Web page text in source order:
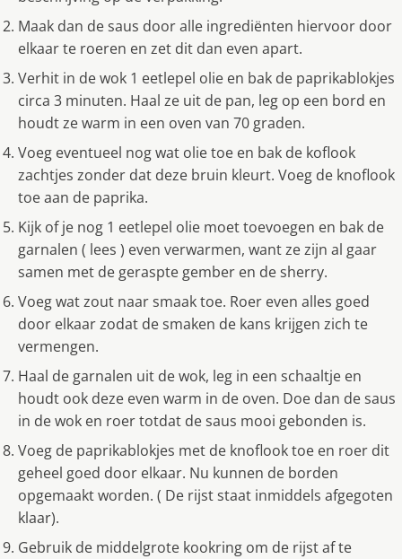
Maak dan de saus door alle ingrediënten hiervoor door
elkaar te roeren en zet dit dan even apart.
Verhit in de wok 1 eetlepel olie en bak de paprikablokjes
circa 3 minuten. Haal ze uit de pan, leg op een bord en
houdt ze warm in een oven van 70 graden.
Voeg eventueel nog wat olie toe en bak de koflook
zachtjes zonder dat deze bruin kleurt. Voeg de knoflook
toe aan de paprika.
Kĳk of je nog 1 eetlepel olie moet toevoegen en bak de
garnalen ( lees ) even verwarmen, want ze zĳn al gaar
samen met de geraspte gember en de sherry.
Voeg wat zout naar smaak toe. Roer even alles goed
door elkaar zodat de smaken de kans krĳgen zich te
vermengen.
Haal de garnalen uit de wok, leg in een schaaltje en
houdt ook deze even warm in de oven. Doe dan de saus
in de wok en roer totdat de saus mooi gebonden is.
Voeg de paprikablokjes met de knoflook toe en roer dit
geheel goed door elkaar. Nu kunnen de borden
opgemaakt worden. ( De rĳst staat inmiddels afgegoten
klaar).
Gebruik de middelgrote kookring om de rĳst af te